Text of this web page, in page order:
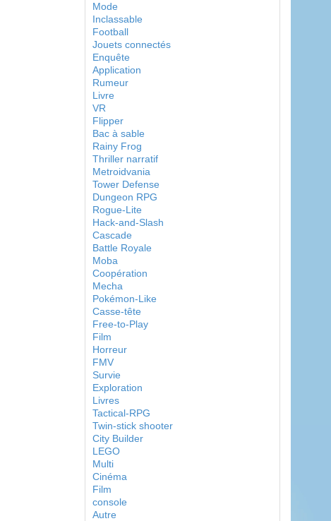
Mode
Inclassable
Football
Jouets connectés
Enquête
Application
Rumeur
Livre
VR
Flipper
Bac à sable
Rainy Frog
Thriller narratif
Metroidvania
Tower Defense
Dungeon RPG
Rogue-Lite
Hack-and-Slash
Cascade
Battle Royale
Moba
Coopération
Mecha
Pokémon-Like
Casse-tête
Free-to-Play
Film
Horreur
FMV
Survie
Exploration
Livres
Tactical-RPG
Twin-stick shooter
City Builder
LEGO
Multi
Cinéma
Film
console
Autre